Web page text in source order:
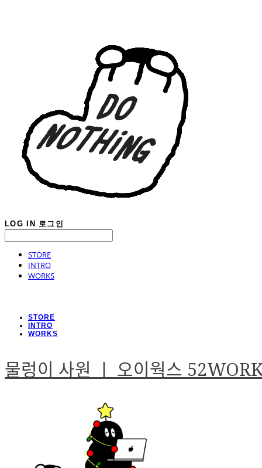
LOG IN 로그인
STORE
INTRO
WORKS
STORE
INTRO
WORKS
물렁이 사원 ㅣ 오이웍스